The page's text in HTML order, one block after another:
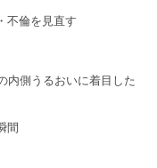
不倫を見直す
内側うるおいに着目した
間